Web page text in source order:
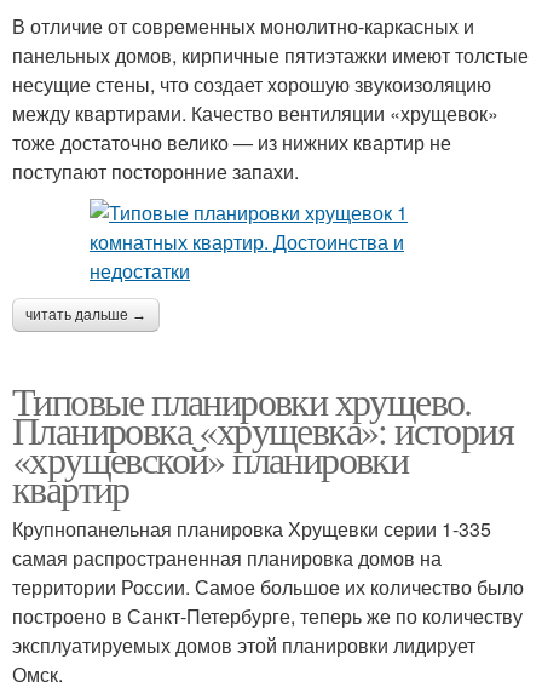
В отличие от современных монолитно-каркасных и
панельных домов, кирпичные пятиэтажки имеют толстые
несущие стены, что создает хорошую звукоизоляцию
между квартирами. Качество вентиляции «хрущевок»
тоже достаточно велико — из нижних квартир не
поступают посторонние запахи.
читать дальше →
Типовые планировки хрущево.
Планировка «хрущевка»: история
«хрущевской» планировки
квартир
Крупнопанельная планировка Хрущевки серии 1-335
самая распространенная планировка домов на
территории России. Самое большое их количество было
построено в Санкт-Петербурге, теперь же по количеству
эксплуатируемых домов этой планировки лидирует
Омск.